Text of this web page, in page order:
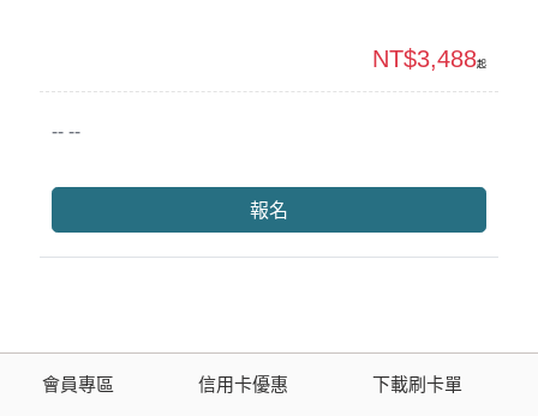
-- --
NT$3,488起
報名
會員專區 信用卡優惠 下載刷卡單